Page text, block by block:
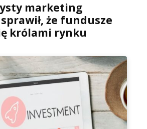
marketing
że fundusze
królami rynku